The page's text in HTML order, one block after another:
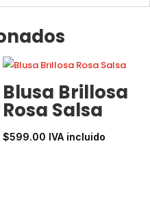
Blusa Brillosa
Rosa Salsa
$599.00 IVA incluido